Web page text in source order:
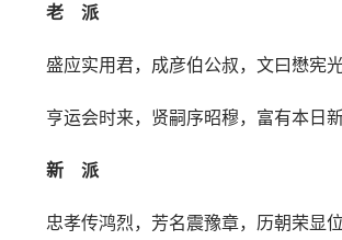
老 派
盛应实用君，成彦伯公叔，文曰懋宪
亨运会时来，贤嗣序昭穆，富有本日
新 派
忠孝传鸿烈，芳名震豫章，历朝荣显